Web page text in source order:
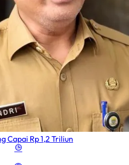
Capai Rp 1,2 Triliun